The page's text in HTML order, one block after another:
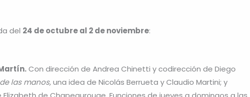
del 24 de octubre al 2 de noviembre:
Con dirección de Andrea Chinetti y codirección de Diego
las manos,una idea de Nicolás Berrueta y Claudio Martini; y